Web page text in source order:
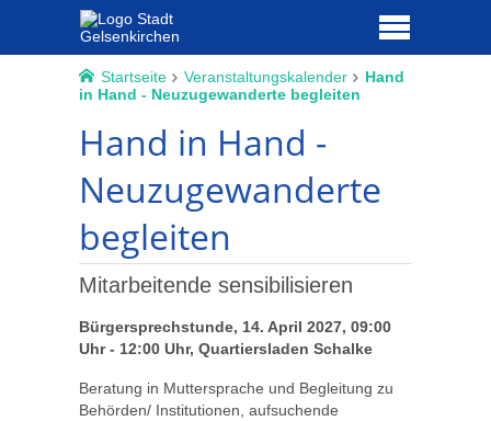
Startseite Veranstaltungskalender
Hand
in Hand - Neuzugewanderte begleiten
Hand in Hand -
Neuzugewanderte
begleiten
Mitarbeitende sensibilisieren
Bürgersprechstunde, 14. April 2027, 09:00
Uhr - 12:00 Uhr, Quartiersladen Schalke
Beratung in Muttersprache und Begleitung zu
Behörden/ Institutionen, aufsuchende